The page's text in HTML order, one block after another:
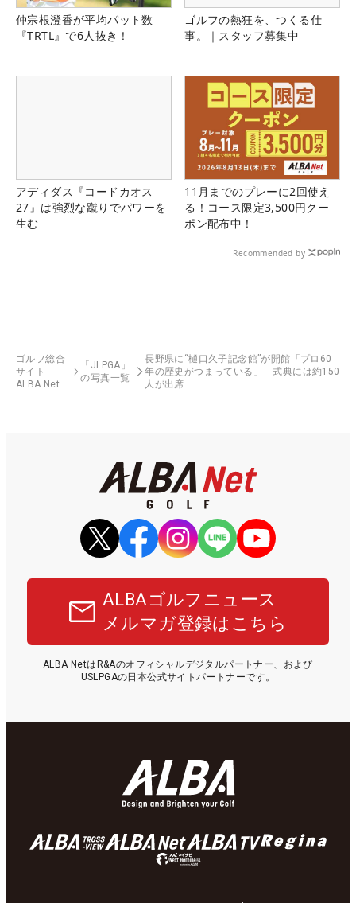
仲宗根澄香が平均パット数
『TRTL』で6人抜き！
ゴルフの熱狂を、つくる仕
事。｜スタッフ募集中
アディダス『コードカオス
27』は強烈な蹴りでパワーを
生む
11月までのプレーに2回使え
る！コース限定3,500円クー
ポン配布中！
Recommended by
ゴルフ総合
サイト
ALBA Net
「JLPGA」
の写真一覧
長野県に“樋口久子記念館”が開館「プロ60
年の歴史がつまっている」 式典には約150
人が出席
ALBAゴルフニュース
メルマガ登録はこちら
ALBA NetはR&Aのオフィシャルデジタルパートナー、および
USLPGAの日本公式サイトパートナーです。